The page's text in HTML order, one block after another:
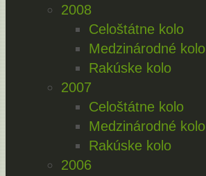
2008
Celoštátne kolo
Medzinárodné kolo
Rakúske kolo
2007
Celoštátne kolo
Medzinárodné kolo
Rakúske kolo
2006